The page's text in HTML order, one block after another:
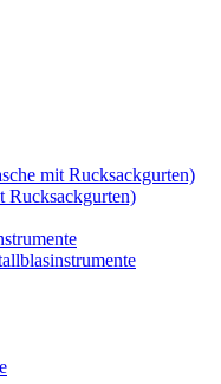
mit Rucksackgurten)
Rucksackgurten)